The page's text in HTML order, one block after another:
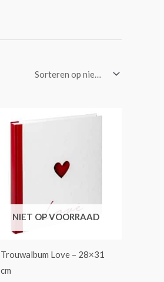
NIET OP VOORRAAD
Trouwalbum Love – 28×31
cm